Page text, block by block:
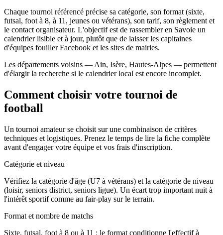
Chaque tournoi référencé précise sa catégorie, son format (sixte,
futsal, foot à 8, à 11, jeunes ou vétérans), son tarif, son règlement et
le contact organisateur. L'objectif est de rassembler en Savoie un
calendrier lisible et à jour, plutôt que de laisser les capitaines
d'équipes fouiller Facebook et les sites de mairies.
Les départements voisins — Ain, Isère, Hautes-Alpes — permettent
d'élargir la recherche si le calendrier local est encore incomplet.
Comment choisir votre tournoi de
football
Un tournoi amateur se choisit sur une combinaison de critères
techniques et logistiques. Prenez le temps de lire la fiche complète
avant d'engager votre équipe et vos frais d'inscription.
Catégorie et niveau
Vérifiez la catégorie d'âge (U7 à vétérans) et la catégorie de niveau
(loisir, seniors district, seniors ligue). Un écart trop important nuit à
l'intérêt sportif comme au fair-play sur le terrain.
Format et nombre de matchs
Sixte, futsal, foot à 8 ou à 11 : le format conditionne l'effectif à